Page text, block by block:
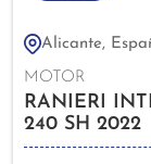
Alicante,
MOTOR
RANIERI
240 SH 2022